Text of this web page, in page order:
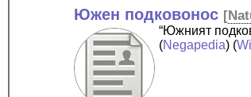
Южен подковонос [
“Южният
(Negapedia) (